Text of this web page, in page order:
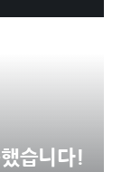
습니다!